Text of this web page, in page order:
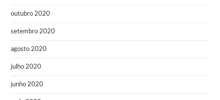
outubro 2020
setembro 2020
agosto 2020
julho 2020
junho 2020